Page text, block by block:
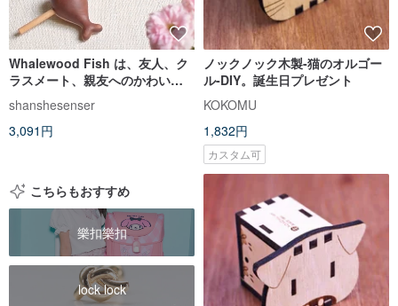
Whalewood Fish は、友人、ク
ラスメート、親友へのかわいい
小さなギフトとして使用でき
る、瞑想とストレス解消のツー
ルです。
shanshesenser
3,091円
ノックノック木製-猫のオルゴー
ル-DIY。誕生日プレゼント
KOKOMU
1,832円
カスタム可
こちらもおすすめ
樂扣樂扣
lock lock